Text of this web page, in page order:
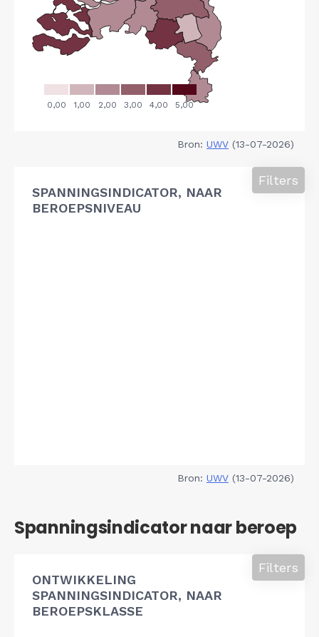
Bron: UWV (13-07-2026)
SPANNINGSINDICATOR, NAAR
BEROEPSNIVEAU
Filters
Bron: UWV (13-07-2026)
Spanningsindicator naar beroep
ONTWIKKELING
SPANNINGSINDICATOR, NAAR
BEROEPSKLASSE
Filters